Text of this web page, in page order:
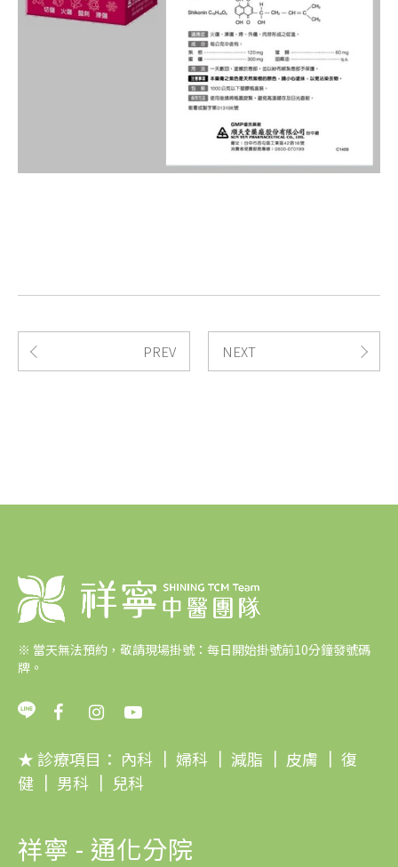
PREV NEXT
※ 當天無法預約，敬請現場掛號：每日開始掛號前10分鐘發號碼
牌。
★ 診療項目： 內科 ｜ 婦科 ｜ 減脂 ｜ 皮膚 ｜ 復
健 ｜ 男科 ｜ 兒科
祥寧 - 通化分院